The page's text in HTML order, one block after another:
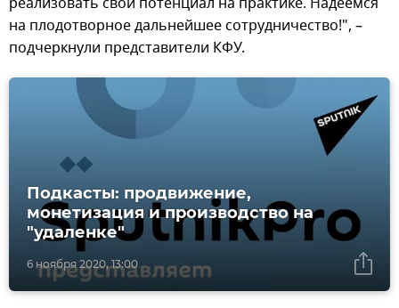
на плодотворное дальнейшее сотрудничество!", –
подчеркнули представители КФУ.
6 ноября 2020, 13:00
Подкасты: продвижение,
монетизация и производство на
"удаленке"